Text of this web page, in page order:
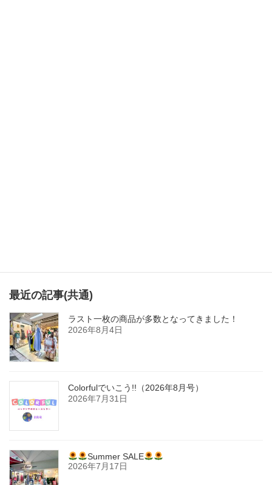
最近の記事(共通)
ラスト一枚の商品が多数となってきました！
2026年8月4日
Colorfulでいこう!!（2026年8月号）
2026年7月31日
Summer SALE
2026年7月17日